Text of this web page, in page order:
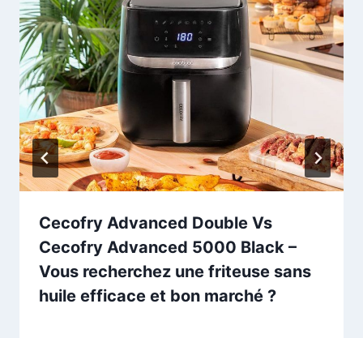
Cecofry Advanced Double Vs
Cecofry Advanced 5000 Black –
Vous recherchez une friteuse sans
huile efficace et bon marché ?